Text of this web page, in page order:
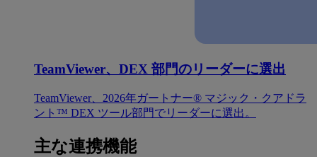
TeamViewer、DEX 部門のリーダーに選出
TeamViewer、2026年ガートナー® マジック・クアドラ
ント™ DEX ツール部門でリーダーに選出。
主な連携機能